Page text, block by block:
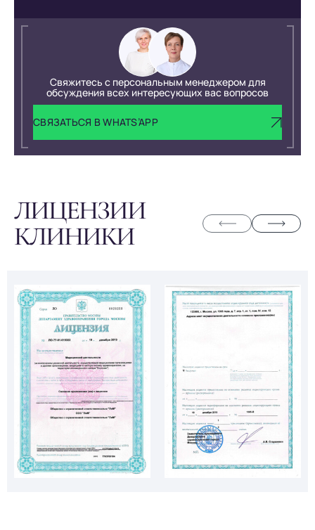
Свяжитесь с персональным менеджером для
обсуждения всех интересующих вас вопросов
СВЯЗАТЬСЯ В WHATS’APP
ЛИЦЕНЗИИ
КЛИНИКИ